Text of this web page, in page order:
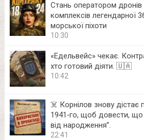
Стань оператором
комплексів легендарної
морської піхоти
10:30
«Едельвейс» чекає.
хто готовий діяти. 🇺🇦
10:42
☠️ Корнілов знову дістає
1941‑го, щоб довести, що
від народження”.
22:41